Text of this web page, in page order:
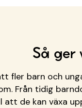
Så
fler barn och
Från tidig
att de kan växa